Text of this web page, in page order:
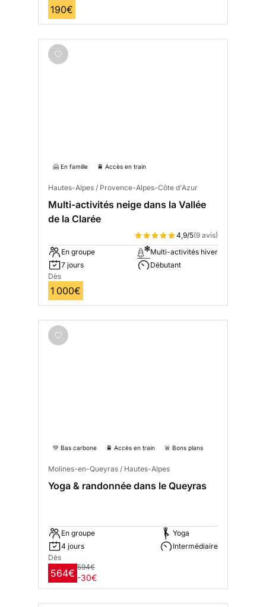
190€
🤗 En famille 🚆 Accès en train
Hautes-Alpes / Provence-Alpes-Côte d'Azur
Multi-activités neige dans la Vallée
de la Clarée
4,9/5(9 avis)
En groupe
7 jours
Multi-activités hiver
Débutant
Dès
1 000€
💚 Bas carbone 🚆 Accès en train 🚨 Bons plans
Molines-en-Queyras / Hautes-Alpes
Yoga & randonnée dans le Queyras
En groupe
4 jours
Yoga
Intermédiaire
Dès
564€
594€
-30€